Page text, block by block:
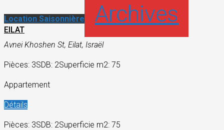
Location Saisonnière Archives
EILAT
Avnei Khoshen St, Eilat, Israël
Pièces: 3SDB: 2Superficie m2: 75
Appartement
Détails
Pièces: 3SDB: 2Superficie m2: 75